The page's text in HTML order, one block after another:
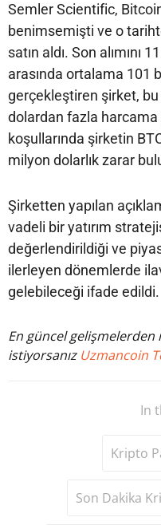
Semler Scientific,
benimsemişti ve o
satın aldı. Son alımını
arasında ortalama 101
gerçekleştiren şirket,
dolardan fazla harcama
koşullarında şirketin
milyon dolarlık zarar
Şirketten yapılan
vadeli bir yatırım
değerlendirildiği ve
ilerleyen dönemlerde
gelebileceği ifade edildi.
En güncel
istiyorsanız Uzmancoin
In
Kripto
Son Dakika